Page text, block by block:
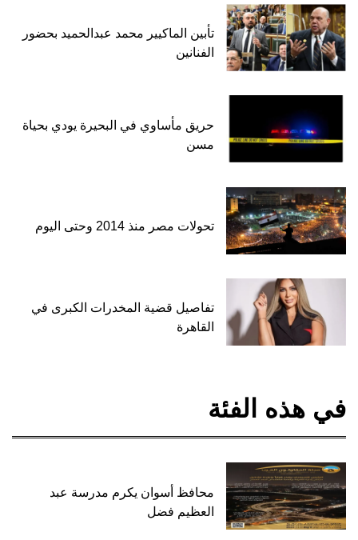
تأبين الماكيير محمد عبدالحميد بحضور
الفنانين
حريق مأساوي في البحيرة يودي بحياة
مسن
تحولات مصر منذ 2014 وحتى اليوم
تفاصيل قضية المخدرات الكبرى في
القاهرة
في هذه الفئة
محافظ أسوان يكرم مدرسة عبد
العظيم فضل